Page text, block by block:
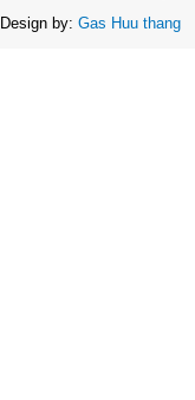
Design by: Gas Huu thang